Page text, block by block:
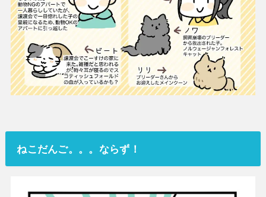
ねこだんご。。。ならず！